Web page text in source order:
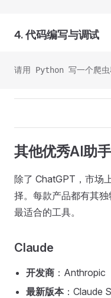
4.代码编写与调试
请用 Python 写一个爬虫
其他优秀AI助
除了 ChatGPT，市场
择。每款产品都有其
最适合的工具。
Claude
开发商 ：Anthropic
最新版本：Claude